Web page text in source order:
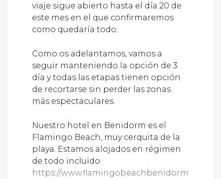
viaje sigue abierto hasta el día 20 de
este mes en el que confirmaremos
como quedaría todo.
Como os adelantamos, vamos a
seguir manteniendo la opción de 3
día y todas las etapas tienen opción
de recortarse sin perder las zonas
más espectaculares.
Nuestro hotel en Benidorm es el
Flamingo Beach, muy cerquita de la
playa. Estamos alojados en régimen
de todo incluido
https://www.flamingobeachbenidorm